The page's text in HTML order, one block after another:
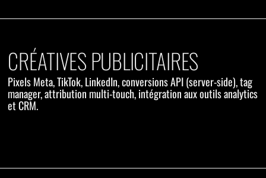
CRÉATIVES PUBLICITAIRES
Pixels Meta, TikTok, LinkedIn, conversions API (server-side), tag
manager, attribution multi-touch, intégration aux outils analytics
et CRM.